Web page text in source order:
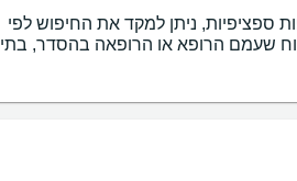
ספציפיות, ניתן למקד את החיפוש לפי
שעמם הרופא או הרופאה בהסדר, בתי